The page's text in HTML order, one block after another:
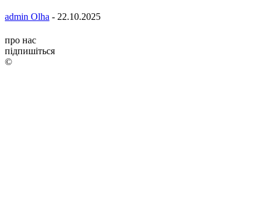
admin Olha - 22.10.2025
про нас
підпишіться
©